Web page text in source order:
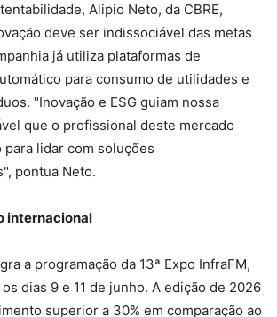
Alipio Neto, da CBRE,
deve ser indissociável das metas
já utiliza plataformas de
para consumo de utilidades e
"Inovação e ESG guiam nossa
que o profissional deste mercado
para lidar com soluções
pontua Neto.
internacional
a programação da 13ª Expo InfraFM,
dias 9 e 11 de junho. A edição de 2026
superior a 30% em comparação ao